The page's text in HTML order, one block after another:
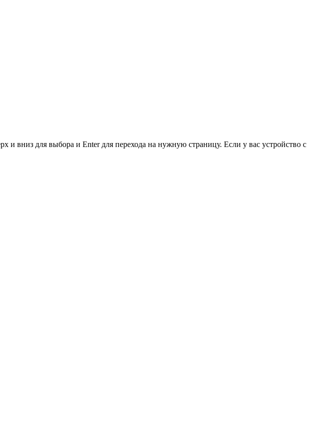
и вниз для выбора и Enter для перехода на нужную страницу. Если у вас устройство с